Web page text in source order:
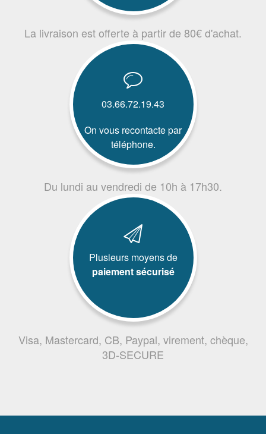
La livraison est offerte à partir de 80€ d'achat.
03.66.72.19.43
On vous recontacte par
téléphone.
Du lundi au vendredi de 10h à 17h30.
Plusieurs moyens de
paiement sécurisé
Visa, Mastercard, CB, Paypal, virement, chèque,
3D-SECURE